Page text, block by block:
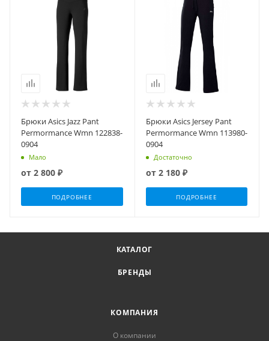
Брюки Asics Jazz Pant
Permormance Wmn 122838-
0904
Мало
от 2 800 ₽
ПОДРОБНЕЕ
Брюки Asics Jersey Pant
Permormance Wmn 113980-
0904
Достаточно
от 2 180 ₽
ПОДРОБНЕЕ
КАТАЛОГ
БРЕНДЫ
КОМПАНИЯ
О компании